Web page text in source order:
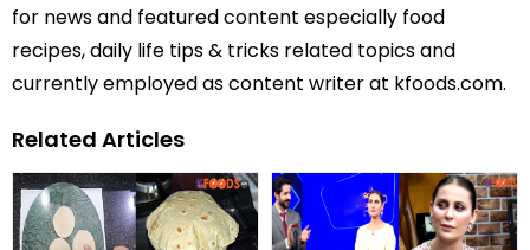
for news and featured content especially food
recipes, daily life tips & tricks related topics and
currently employed as content writer at kfoods.com.
Related Articles